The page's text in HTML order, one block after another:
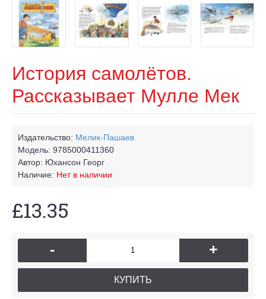
История самолётов.
Рассказывает Мулле Мек
Издательство: Мелик-Пашаев
Модель: 9785000411360
Автор: Юхансон Георг
Наличие: Нет в наличии
£13.35
- +
КУПИТЬ